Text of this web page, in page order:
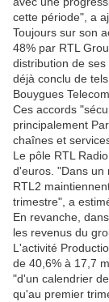
cette période", a
Toujours sur son
48% par RTL
distribution de
déjà conclu de
Bouygues Telecom.
Ces accords
principalement
chaînes et
Le pôle RTL
d'euros. "Dans un
RTL2
trimestre", a
En revanche,
les revenus du
L'activité
de 40,6% à 17,7
"d'un calendrier
qu'au premier